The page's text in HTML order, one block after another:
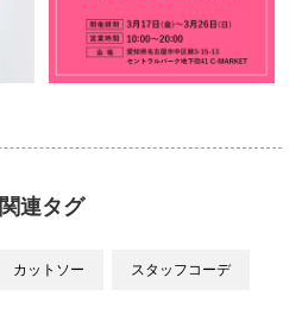
関連タグ
カットソー スタッフコーデ